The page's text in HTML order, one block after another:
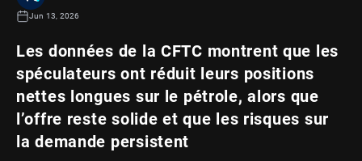
Les données de la CFTC montrent que les
spéculateurs ont réduit leurs positions
nettes longues sur le pétrole, alors que
l’offre reste solide et que les risques sur
la demande persistent
Jun 13, 2026